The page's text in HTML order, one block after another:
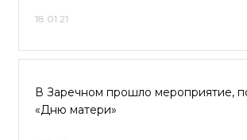
18.01.21
В Заречном прошло мероприятие,
«Дню матери»